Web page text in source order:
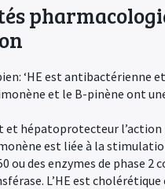
‘HE est antibactérienne et
et le B-pinène ont
et hépatoprotecteur l’action
est liée à la
ou des enzymes de phase 2
L’HE est cholérétique